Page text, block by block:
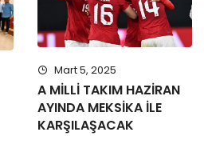
Mart 5, 2025
A MİLLİ TAKIM HAZİRAN
AYINDA MEKSİKA İLE
KARŞILAŞACAK